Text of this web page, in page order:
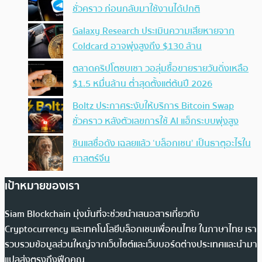
ชั่วคราว ก่อนกลับมาใช้งานได้ปกติ
Galaxy Research ประเมินความเสียหายจาก
Coldcard อาจพุ่งสูงถึง $130 ล้าน
ตลาดคริปโตซบเซา วอลุ่มซื้อขายรายวันดิ่งเหลือ
$1.5 หมื่นล้าน ต่ำสุดตั้งแต่ต้นปี 2026
Boltz ประกาศระงับให้บริการ Bitcoin Swap
ชั่วคราว หลังตัวเลขการใช้ AI แฮ็กระบบพุ่งสูง
ซินแสชื่อดัง เฉลยแล้ว ‘บล็อกเชน’ เป็นธาตุอะไรใน
ศาสตร์จีน
เป้าหมายของเรา
Siam Blockchain มุ่งมั่นที่จะช่วยนำเสนอสารเกี่ยวกับ
Cryptocurrency และเทคโนโลยีบล็อกเชนเพื่อคนไทย ในภาษาไทย เรา
รวบรวมข้อมูลส่วนใหญ่จากเว็บไซต์และเว็บบอร์ดต่างประเทศและนำมา